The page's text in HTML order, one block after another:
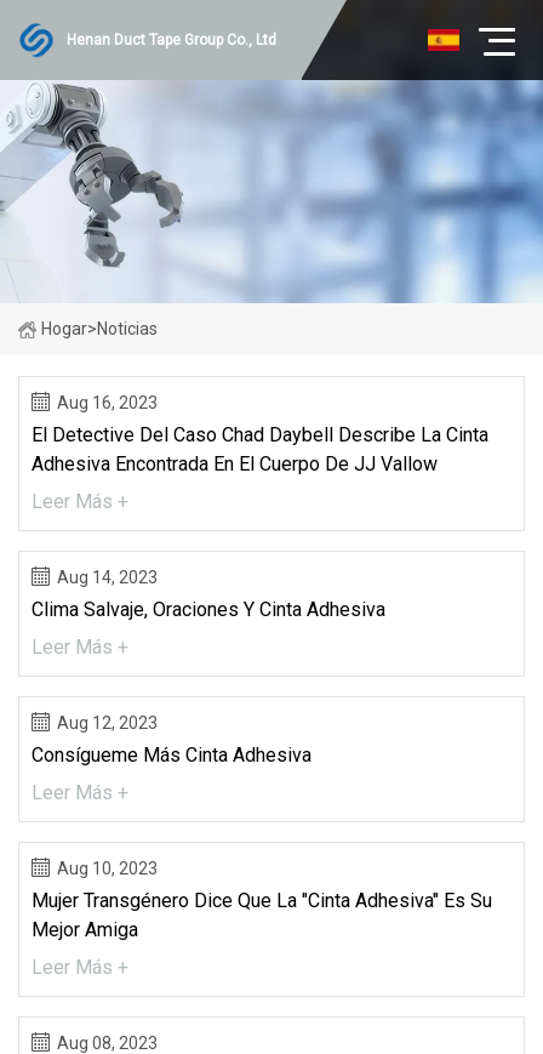
Henan Duct Tape Group Co., Ltd
Hogar>Noticias
Aug 16, 2023
El Detective Del Caso Chad Daybell Describe La Cinta
Adhesiva Encontrada En El Cuerpo De JJ Vallow
Leer Más +
Aug 14, 2023
Clima Salvaje, Oraciones Y Cinta Adhesiva
Leer Más +
Aug 12, 2023
Consígueme Más Cinta Adhesiva
Leer Más +
Aug 10, 2023
Mujer Transgénero Dice Que La "cinta Adhesiva" Es Su
Mejor Amiga
Leer Más +
Aug 08, 2023